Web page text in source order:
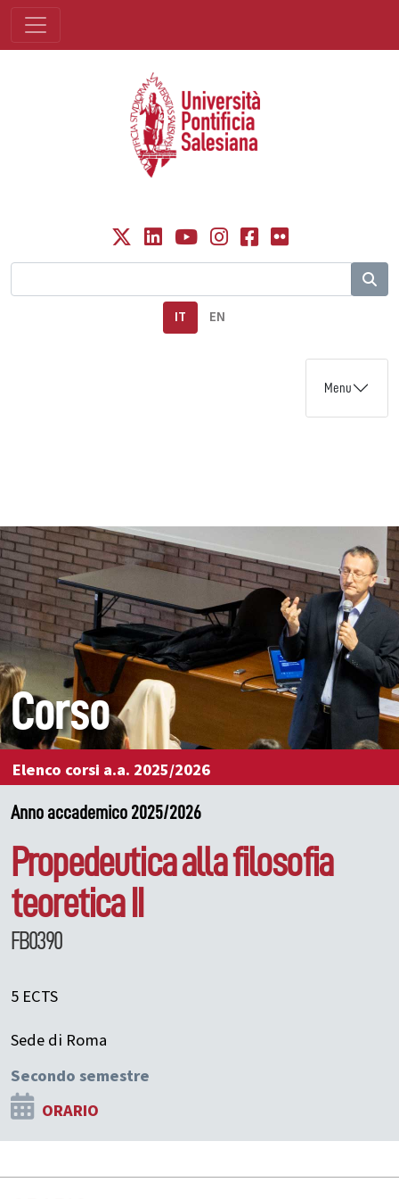
IT EN
Menu
Corso
Elenco corsi a.a. 2025/2026
Anno accademico 2025/2026
Propedeutica alla filosofia
teoretica II
FB0390
5 ECTS
Sede di Roma
Secondo semestre
ORARIO